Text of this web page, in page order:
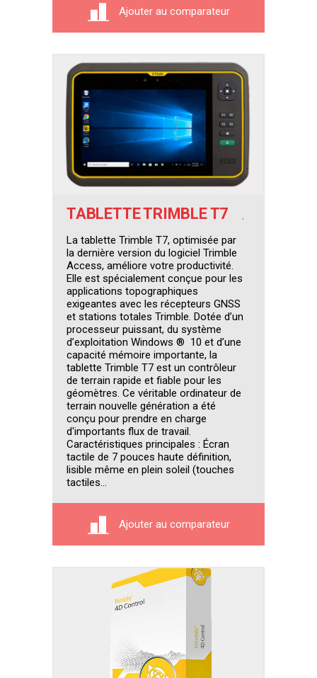
Ajouter au comparateur
TABLETTE TRIMBLE T7
La tablette Trimble T7, optimisée par
la dernière version du logiciel Trimble
Access, améliore votre productivité.
Elle est spécialement conçue pour les
applications topographiques
exigeantes avec les récepteurs GNSS
et stations totales Trimble. Dotée d’un
processeur puissant, du système
d’exploitation Windows ® 10 et d’une
capacité mémoire importante, la
tablette Trimble T7 est un contrôleur
de terrain rapide et fiable pour les
géomètres. Ce véritable ordinateur de
terrain nouvelle génération a été
conçu pour prendre en charge
d'importants flux de travail.
Caractéristiques principales : Écran
tactile de 7 pouces haute définition,
lisible même en plein soleil (touches
tactiles...
Ajouter au comparateur